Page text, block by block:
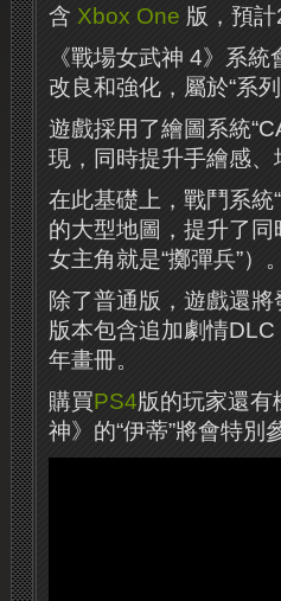
含 Xbox One 版，預計
《戰場女武神 4》系
改良和強化，屬於“系列
遊戲採用了繪圖系統
現，同時提升手繪感
在此基礎上，戰鬥系統
的大型地圖，提升了
女主角就是“擲彈兵”）。
除了普通版，遊戲還
版本包含追加劇情
年畫冊。
購買PS4版的玩家還有
神》的“伊蒂”將會特別